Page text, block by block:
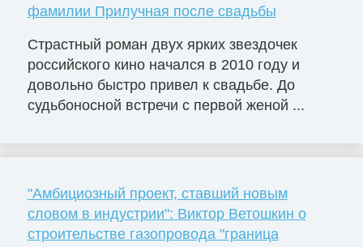
фамилии Прилучная после свадьбы
Страстный роман двух ярких звездочек
российского кино начался в 2010 году и
довольно быстро привел к свадьбе. До
судьбоносной встречи с первой женой ...
"Амбициозный проект, ставший новым
словом в индустрии": Виктор Ветошкин о
строительстве газопровода "граница